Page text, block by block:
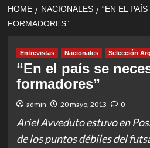
HOME NACIONALES
“EN EL
FORMADORES”
Entrevistas Nacionales Selección
“En el país se
formadores”
admin 20 mayo, 2013 0
Ariel Avveduto estuvo en
de los puntos débiles del